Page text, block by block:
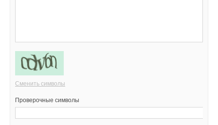
Сменить символы
Проверочные символы